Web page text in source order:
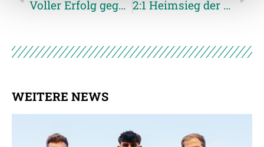
Weitere Details, insbesondere zu Speicherdauer und
Voller Erfolg gegen Austria Klagenfurt 2:1 Heimsieg der JWR gegen Steyr
WEITERE NEWS